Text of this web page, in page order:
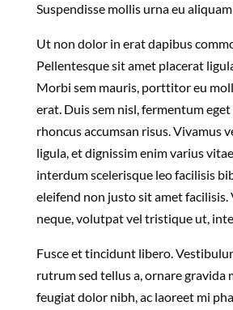
Suspendisse mollis urna eu
Ut non dolor in erat dapibus
Pellentesque sit amet placerat
Morbi sem mauris, porttitor eu
erat. Duis sem nisl, fermentum
rhoncus accumsan risus. Vivamus
ligula, et dignissim enim varius
interdum scelerisque leo facilisis
eleifend non justo sit amet
neque, volutpat vel tristique ut,
Fusce et tincidunt libero.
rutrum sed tellus a, ornare gravida
feugiat dolor nibh, ac laoreet mi